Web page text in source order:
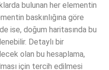
bulunan her elementin
baskınlığına göre
ise, doğum haritasında bu
Detaylı bir
olan bu hesaplama,
için tercih edilmesi